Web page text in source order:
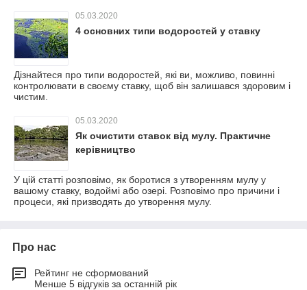
05.03.2020
4 основних типи водоростей у ставку
Дізнайтеся про типи водоростей, які ви, можливо, повинні
контролювати в своєму ставку, щоб він залишався здоровим і
чистим.
05.03.2020
Як очистити ставок від мулу. Практичне
керівництво
У цій статті розповімо, як боротися з утворенням мулу у
вашому ставку, водоймі або озері. Розповімо про причини і
процеси, які призводять до утворення мулу.
Про нас
Рейтинг не сформований
Менше 5 відгуків за останній рік